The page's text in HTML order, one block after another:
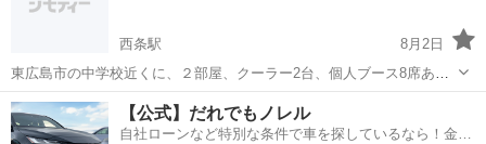
西条駅
8月2日
東広島市の中学校近くに、２部屋、クーラー2台、個人ブース8席ある
教室をお安く譲ります。 即開業出来ます。駐車場も広々5〜10台ぐら
い停めれるかもしれません 興味ある人はお問合せください
広島 東広島市 西条駅 その他
【公式】だれでもノレル
自社ローンなど特別な条件で車を探しているなら！金利